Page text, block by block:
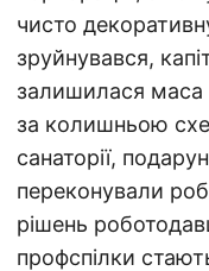
чисто
зруйнувався,
залишилася маса
за колишньою
санаторії,
переконували
рішень
профспілки